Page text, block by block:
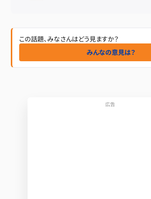
この話題、みなさんはどう見ますか？
みんなの意見は？
広告